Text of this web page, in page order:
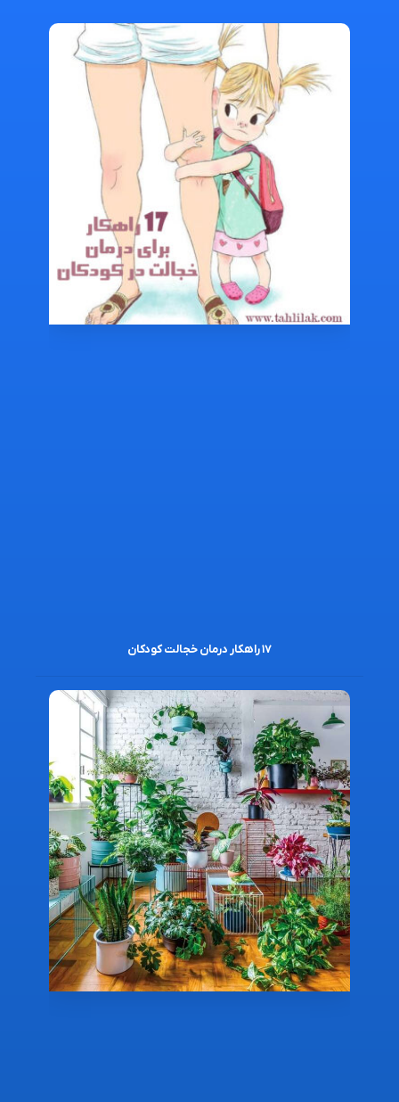
۱۷ راهکار درمان خجالت کودکان